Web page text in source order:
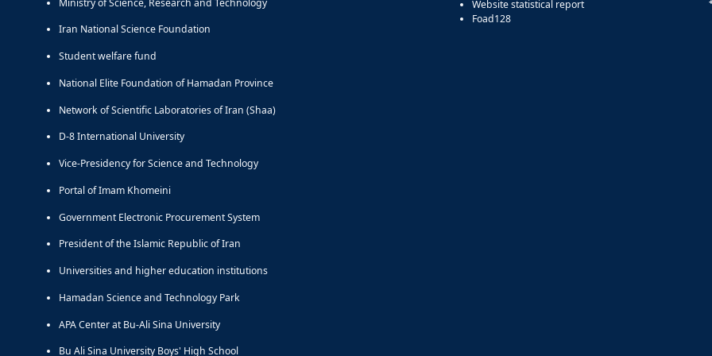
Iran National Science Foundation
Student welfare fund
National Elite Foundation of Hamadan Province
Network of Scientific Laboratories of Iran (Shaa)
D-8 International University
Vice-Presidency for Science and Technology
Portal of Imam Khomeini
Government Electronic Procurement System
President of the Islamic Republic of Iran
Universities and higher education institutions
Hamadan Science and Technology Park
APA Center at Bu-Ali Sina University
Bu Ali Sina University Boys' High School
Website statistical report
Foad128